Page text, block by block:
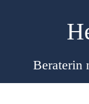
Beraterin